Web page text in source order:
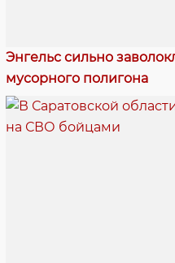
Энгельс сильно
мусорного полигона